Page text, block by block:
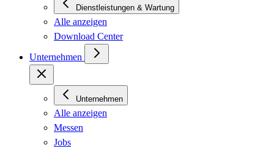
Dienstleistungen & Wartung
Alle anzeigen
Download Center
Unternehmen
Unternehmen
Alle anzeigen
Messen
Jobs